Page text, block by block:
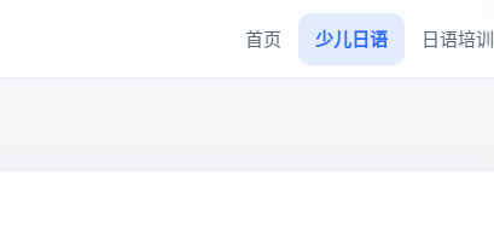
首页 少儿日语 日语培训